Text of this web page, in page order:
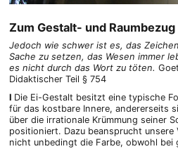
Zum Gestalt- und
Jedoch wie schwer ist es, das
Sache zu setzen, das Wesen immer
es nicht durch das Wort zu töten.
Didaktischer Teil § 754
I Die Ei-Gestalt besitzt eine typische
für das kostbare Innere, andererseits
über die irrationale Krümmung seiner
positioniert. Dazu beansprucht
nicht unbedingt die Farbe, obwohl bei